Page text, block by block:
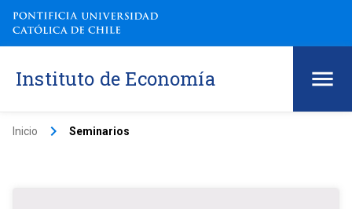
Instituto de Economía
Inicio keyboard_arrow_right Seminarios